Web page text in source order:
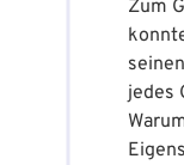
Zum
jedes